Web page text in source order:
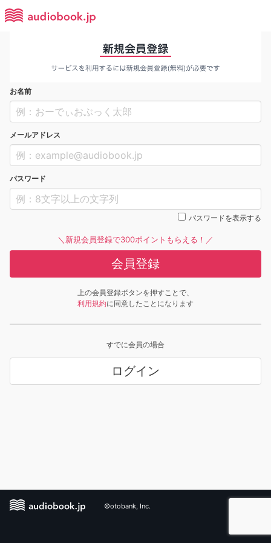
お名前
メールアドレス
パスワード
パスワードを表示する
＼新規会員登録で300ポイントもらえる！／
会員登録
上の会員登録ボタンを押すことで、
利用規約に同意したことになります
すでに会員の場合
ログイン
©otobank, Inc.